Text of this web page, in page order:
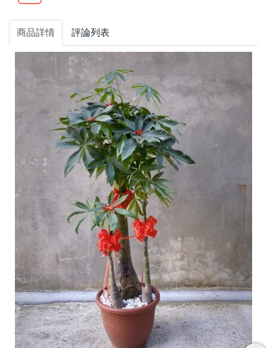
商品詳情 評論列表